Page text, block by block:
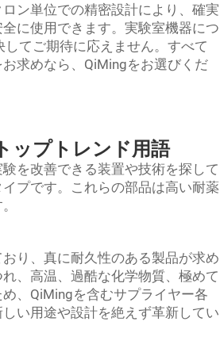
ン単位での精密設計により、確実
に使用できます。実験室機器につ
てご期待に応えません。すべて
求めなら、QiMingをお選びくだ
ップトレンド用語
を改善できる装置や技術を探して
プです。これらの部品は高い耐薬
り、真に耐久性のある製品が求め
、高温、過酷な化学物質、極めて
、QiMingを含むサプライヤー各
い用途や設計を絶えず革新してい